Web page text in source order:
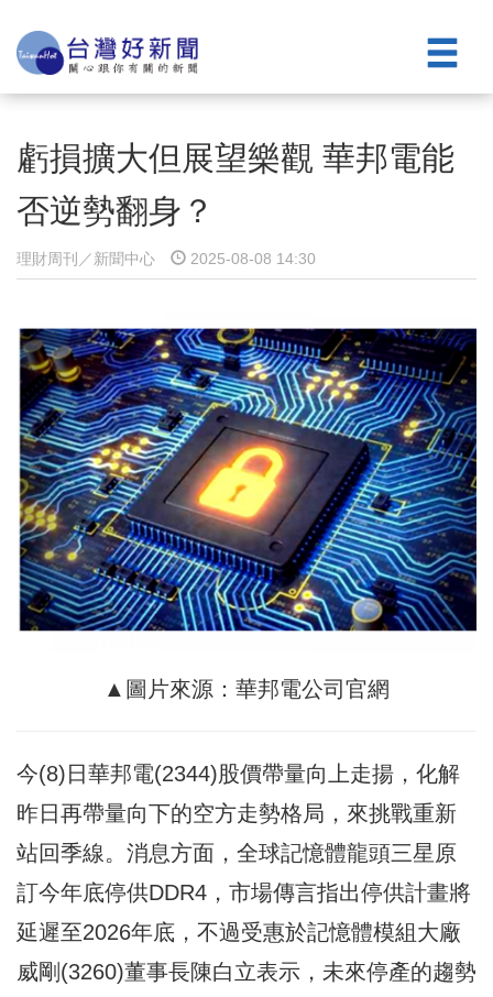
虧損擴大但展望樂觀 華邦電能
否逆勢翻身？
理財周刊／新聞中心 2025-08-08 14:30
▲圖片來源：華邦電公司官網
今(8)日華邦電(2344)股價帶量向上走揚，化解
昨日再帶量向下的空方走勢格局，來挑戰重新
站回季線。消息方面，全球記憶體龍頭三星原
訂今年底停供DDR4，市場傳言指出停供計畫將
延遲至2026年底，不過受惠於記憶體模組大廠
威剛(3260)董事長陳白立表示，未來停產的趨勢